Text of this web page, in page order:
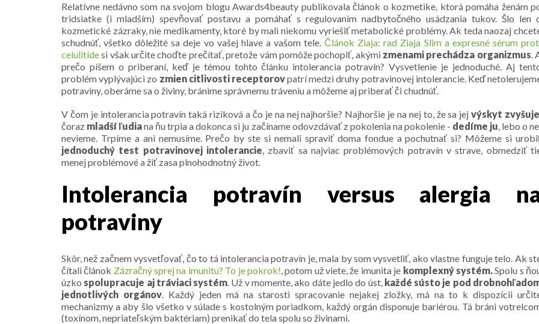
Relatívne nedávno som na svojom blogu Awards4beauty publikovala článok o kozmetike, ktorá pomáha ženám
tridsiatke (i mladším) spevňovať postavu a pomáhať s regulovaním nadbytočného usádzania tukov. Šlo len
kozmetické zázraky, nie medikamenty, ktoré by mali niekomu vyriešiť metabolické problémy. Ak teda naozaj
schudnúť, všetko dôležité sa deje vo vašej hlave a vašom tele.Článok Ziaja: rad Ziaja Slim a expresné sérum
celulitídesi však určite choďte prečítať, pretože vám pomôže pochopiť, akými zmenami prechádza organizmus.
prečo píšem o priberaní, keď je témou tohto článku intolerancia potravín? Vysvetlenie je jednoduché. Aj
problém vyplývajúci zo zmien citlivosti receptorovpatrí medzi druhy potravinovej intolerancie. Keď
potraviny, oberáme sa o živiny, bránime správnemu tráveniu a môžeme aj priberať či chudnúť.
V čom je intolerancia potravín taká riziková a čo je na nej najhoršie? Najhoršie je na nej to, že sa jejvýskyt
čoraz mladší ľudiana ňu trpia a dokonca si ju začíname odovzdávať z pokolenia na pokolenie - dedíme ju, lebo o
nevieme. Trpíme a ani nemusíme. Prečo by ste si nemali spraviť doma fondue a pochutnať si? Môžeme si
jednoduchý test potravinovej intolerancie, zbaviť sa najviac problémových potravín v strave, obmedziť
menej problémové a žiť zasa plnohodnotný život.
Intolerancia potravín versus alergia
potraviny
Skôr, než začnem vysvetľovať, čo to tá intolerancia potravín je, mala by som vysvetliť, ako vlastne funguje telo. Ak
čítali článok Zázračný sprej na imunitu? To je pokrok!, potom už viete, že imunita je komplexný systém.Spolu s
úzko spolupracuje aj tráviaci systém. Už v momente, ako dáte jedlo do úst, každé sústo je pod
jednotlivých orgánov. Každý jeden má na starosti spracovanie nejakej zložky, má na to k dispozícii
mechanizmy a aby šlo všetko v súlade s kostolným poriadkom, každý orgán disponuje bariérou. Tá bráni
(toxínom, nepriateľským baktériam) prenikať do tela spolu so živinami.